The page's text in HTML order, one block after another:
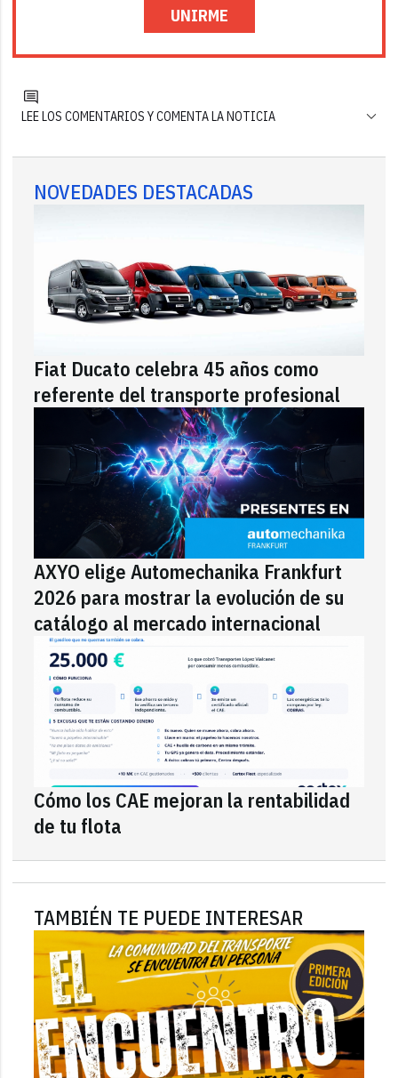
UNIRME
LEE LOS COMENTARIOS Y COMENTA LA NOTICIA
NOVEDADES DESTACADAS
Fiat Ducato celebra 45 años como
referente del transporte profesional
AXYO elige Automechanika Frankfurt
2026 para mostrar la evolución de su
catálogo al mercado internacional
Cómo los CAE mejoran la rentabilidad
de tu flota
TAMBIÉN TE PUEDE INTERESAR